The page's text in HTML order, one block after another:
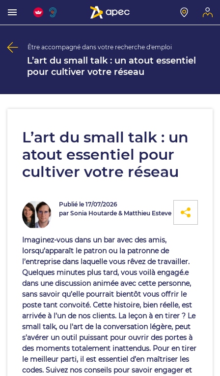
Être accompagné dans votre recherche d'emploi
L’art du small talk : un atout essentiel
pour cultiver votre réseau
L’art du small talk : un
atout essentiel pour
cultiver votre réseau
Publié le 17/07/2026
par Sonia Houtarde & Matthieu Esteve
Imaginez-vous dans un bar avec des amis,
lorsqu’apparaît le patron ou la patronne de
l’entreprise dans laquelle vous rêvez de travailler.
Quelques minutes plus tard, vous voilà engagé.e
dans une discussion animée avec cette personne,
sans savoir qu’elle pourrait bientôt vous offrir le
poste tant convoité. Cette histoire, bien réelle, est
arrivée à l’un de nos clients. La leçon à en tirer ? Le
small talk, ou l'art de la conversation légère, peut
s’avérer un outil puissant pour ouvrir des portes à
des moments totalement inattendus. Pour en tirer
le meilleur parti, il est essentiel d’en maîtriser les
codes. Suivez nos conseils pour savoir engager et